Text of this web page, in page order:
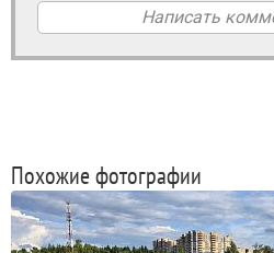
Написать
Похожие фотографии